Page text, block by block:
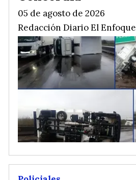
Redacción Diario El Enfoque
05 de agosto de 2026